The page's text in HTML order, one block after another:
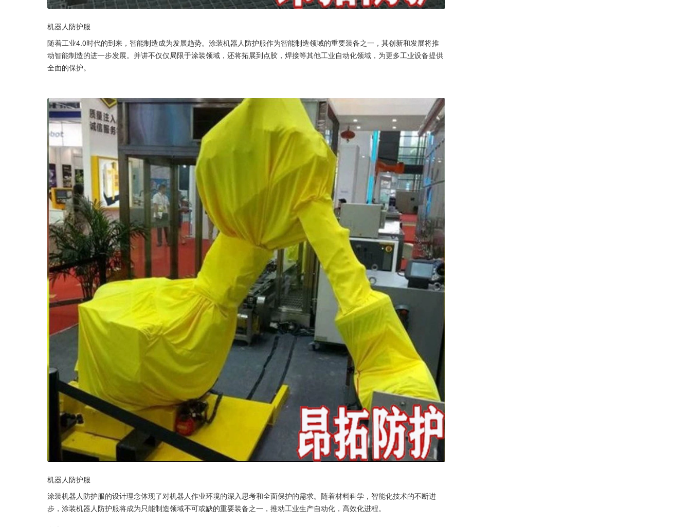
机器人防护服
随着工业4.0时代的到来，智能制造成为发展趋势。涂装机器人防护服作为智能制造领域的重要装备之一，其创新和发展将推
动智能制造的进一步发展。并讲不仅仅局限于涂装领域，还将拓展到点胶，焊接等其他工业自动化领域，为更多工业设备提供
全面的保护。
机器人防护服
涂装机器人防护服的设计理念体现了对机器人作业环境的深入思考和全面保护的需求。随着材料科学，智能化技术的不断进
步，涂装机器人防护服将成为只能制造领域不可或缺的重要装备之一，推动工业生产自动化，高效化进程。